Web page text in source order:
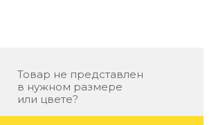
и инженерия
Товар не представлен
в нужном размере
или цвете?